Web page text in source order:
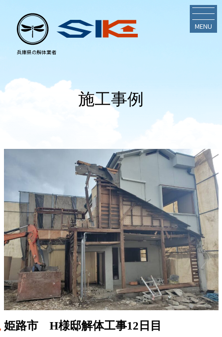
MENU
施工事例
姫路市 H様邸解体工事12日目